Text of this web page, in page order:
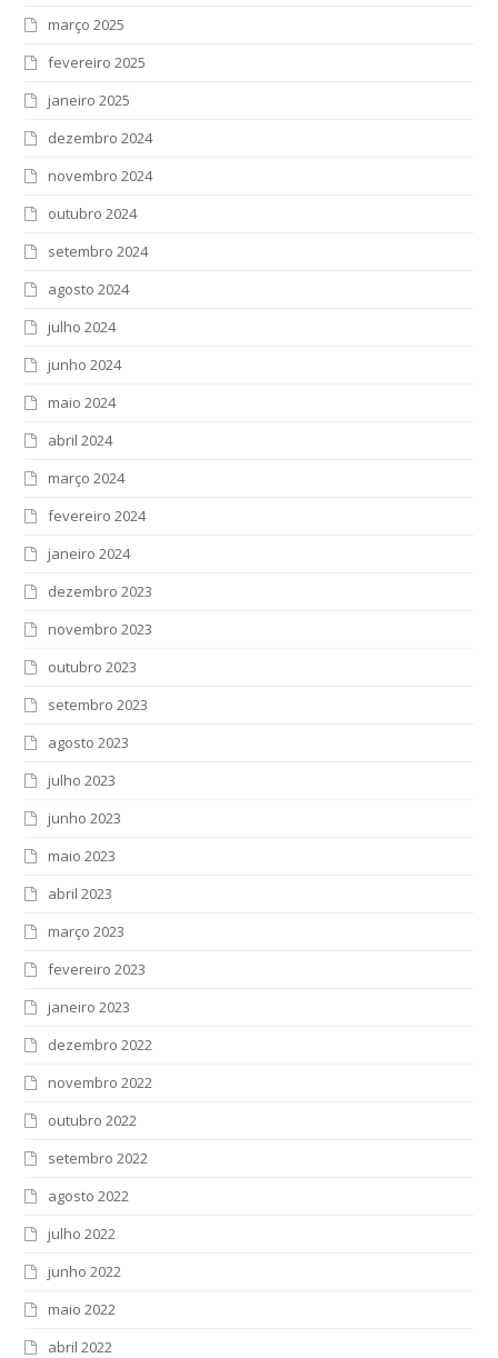
março 2025
fevereiro 2025
janeiro 2025
dezembro 2024
novembro 2024
outubro 2024
setembro 2024
agosto 2024
julho 2024
junho 2024
maio 2024
abril 2024
março 2024
fevereiro 2024
janeiro 2024
dezembro 2023
novembro 2023
outubro 2023
setembro 2023
agosto 2023
julho 2023
junho 2023
maio 2023
abril 2023
março 2023
fevereiro 2023
janeiro 2023
dezembro 2022
novembro 2022
outubro 2022
setembro 2022
agosto 2022
julho 2022
junho 2022
maio 2022
abril 2022